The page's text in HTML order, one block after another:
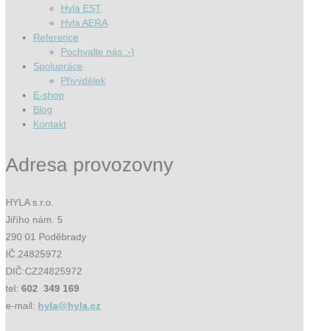
Hyla EST
Hyla AERA
Reference
Pochvalte nás :-)
Spolupráce
Přivýdělek
E-shop
Blog
Kontakt
Adresa provozovny
HYLA s.r.o.
Jiřího nám. 5
290 01 Poděbrady
IČ.24825972
DIČ:CZ24825972
tel: 602 349 169
e-mail: hyla@hyla.cz